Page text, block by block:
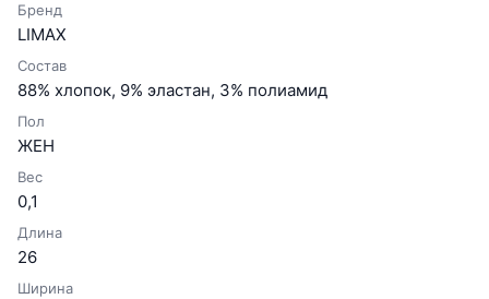
Бренд
LIMAX
Состав
88% хлопок, 9% эластан, 3% полиамид
Пол
ЖЕН
Вес
0,1
Длина
26
Ширина